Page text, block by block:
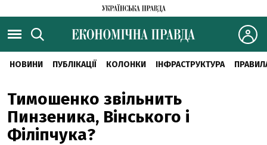
НОВИНИ ПУБЛІКАЦІЇ КОЛОНКИ ІНФРАСТРУКТУРА
Тимошенко звільнить
Пинзеника, Вінського і
Філіпчука?